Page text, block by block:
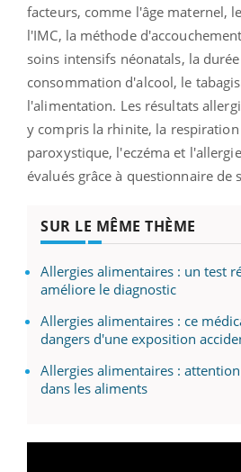
facteurs, comme l'âge maternel,
l'IMC, la méthode
soins intensifs néonatals, la
consommation d'alcool, le
l'alimentation. Les résultats
y compris la rhinite, la
paroxystique, l'eczéma et
évalués grâce à questionnaire de
SUR LE MÊME THÈME
Allergies alimentaires : un test
améliore le diagnostic
Allergies alimentaires : ce
dangers d'une exposition
Allergies alimentaires :
dans les aliments